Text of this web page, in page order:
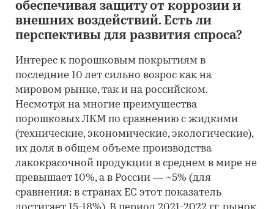
обеспечивая защиту от коррозии и
внешних воздействий. Есть ли
перспективы для развития спроса?
Интерес к порошковым покрытиям в
последние 10 лет сильно возрос как на
мировом рынке, так и на российском.
Несмотря на многие преимущества
порошковых ЛКМ по сравнению с жидкими
(технические, экономические, экологические),
их доля в общем объеме производства
лакокрасочной продукции в среднем в мире не
превышает 10%, а в России — ~5% (для
сравнения: в странах ЕС этот показатель